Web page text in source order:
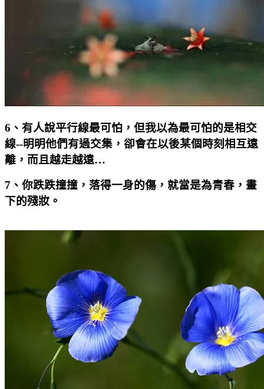
6 、有人說平行線最可怕，但我以為最可怕的是相交
線--明明他們有過交集，卻會在以後某個時刻相互遠
離，而且越走越遠…
7 、你跌跌撞撞，落得一身的傷，就當是為青春，畫
下的殘妝。